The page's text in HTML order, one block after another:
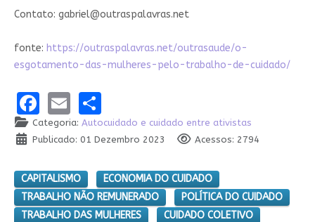
Contato: gabriel@outraspalavras.net
fonte: https://outraspalavras.net/outrasaude/o-
esgotamento-das-mulheres-pelo-trabalho-de-cuidado/
Facebook
EmailShare
Categoria: Autocuidado e cuidado entre ativistas
Publicado: 01 Dezembro 2023
Acessos: 2794
CAPITALISMO
ECONOMIA DO CUIDADO
TRABALHO NÃO REMUNERADO
POLÍTICA DO CUIDADO
TRABALHO DAS MULHERES
CUIDADO COLETIVO